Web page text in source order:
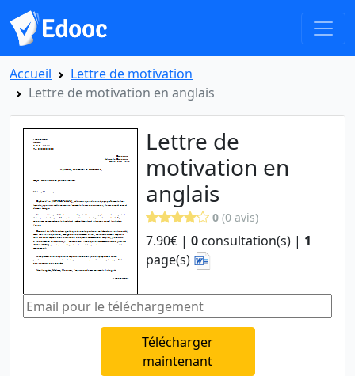
Accueil
Lettre de motivation
Lettre de motivation en anglais
Lettre de
motivation en
anglais
0 (0 avis)
7.90€ | 0 consultation(s) | 1
page(s)
Télécharger
maintenant